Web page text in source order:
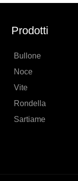
Prodotti
Bullone
Noce
Vite
Rondella
Sartiame